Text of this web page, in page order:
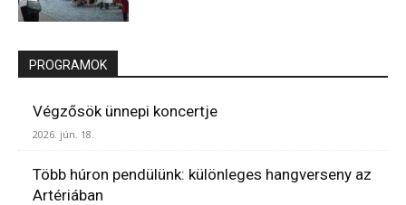
PROGRAMOK
Végzősök ünnepi koncertje
2026. jún. 18.
Több húron pendülünk: különleges hangverseny az
Artériában